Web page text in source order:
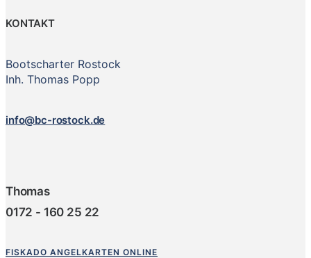
KONTAKT
Bootscharter Rostock
Inh. Thomas Popp
info@bc-rostock.de
Thomas
0172 - 160 25 22
FISKADO ANGELKARTEN ONLINE